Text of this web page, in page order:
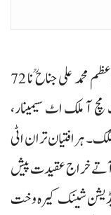
جہانیاں (آن لائن) بانی پاکستان حضرت قائد اعظم محمد علی جناح ؒ نا 72
آ ملک اٹ سیمینار،
ہرافتیان تران اٹی
آتے خراج عقیدت پیش
شینک کیرہ وخت